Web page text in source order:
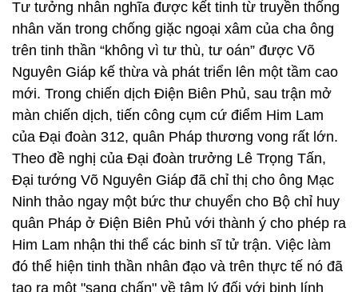
Tư tưởng nhân nghĩa được kết tinh từ truyền thống
nhân văn trong chống giặc ngoại xâm của cha ông
trên tinh thần “không vì tư thù, tư oán” được Võ
Nguyên Giáp kế thừa và phát triển lên một tầm cao
mới. Trong chiến dịch Điện Biên Phủ, sau trận mở
màn chiến dịch, tiến công cụm cứ điểm Him Lam
của Đại đoàn 312, quân Pháp thương vong rất lớn.
Theo đề nghị của Đại đoàn trưởng Lê Trọng Tấn,
Đại tướng Võ Nguyên Giáp đã chỉ thị cho ông Mạc
Ninh thảo ngay một bức thư chuyển cho Bộ chỉ huy
quân Pháp ở Điện Biên Phủ với thành ý cho phép ra
Him Lam nhận thi thể các binh sĩ tử trận. Việc làm
đó thể hiện tinh thần nhân đạo và trên thực tế nó đã
tạo ra một "sang chấn" về tâm lý đối với binh lính